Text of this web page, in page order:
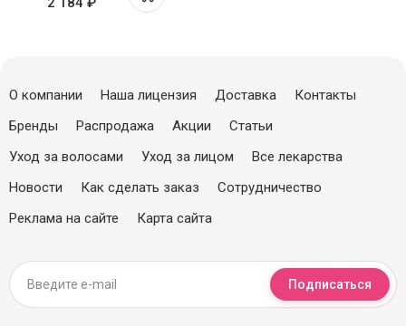
22 20мл
О компании Наша лицензия Доставка
Контакты
Бренды
Распродажа Акции
Статьи
Уход за волосами
Уход за лицом
Все лекарства
Новости
Как сделать заказ
Сотрудничество
Реклама на сайте
Карта сайта
Подписаться